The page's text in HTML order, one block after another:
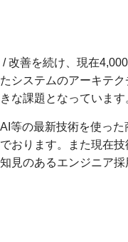
改善を続け、現在
システムのアーキテ
な課題となっています
等の最新技術を使っ
おります。また現在
見のあるエンジニア採